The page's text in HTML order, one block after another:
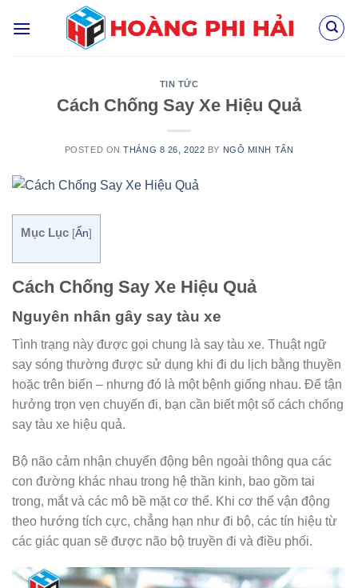
TIN TỨC
Cách Chống Say Xe Hiệu Quả
POSTED ONTHÁNG 8 26, 2022 BY NGÔ MINH TẤN
Mục Lục [Ẩn]
Cách Chống Say Xe Hiệu Quả
Nguyên nhân gây say tàu xe
Tình trạng này được gọi chung là say tàu xe. Thuật ngữ
say sóng thường được sử dụng khi đi du lịch bằng thuyền
hoặc trên biển – nhưng đó là một bệnh giống nhau. Để tận
hưởng trọn vẹn chuyến đi, bạn cần biết một số cách chống
say tàu xe hiệu quả.
Bộ não cảm nhận chuyển động bên ngoài thông qua các
con đường khác nhau trong hệ thần kinh, bao gồm tai
trong, mắt và các mô bề mặt cơ thể. Khi cơ thể vận động
theo hướng tích cực, chẳng hạn như đi bộ, các tín hiệu từ
các giác quan sẽ được não bộ truyền đi và điều phối.